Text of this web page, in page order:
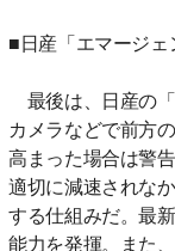
■日産「エマージェ
最後は、日産の
カメラなどで前方
高まった場合は警
適切に減速されな
する仕組みだ。最
能力を発揮。また